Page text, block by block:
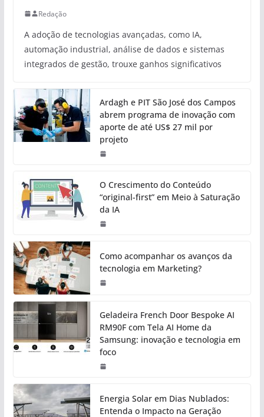
Redação
A adoção de tecnologias avançadas, como IA,
automação industrial, análise de dados e sistemas
integrados de gestão, trouxe ganhos significativos
Ardagh e PIT São José dos Campos
abrem programa de inovação com
aporte de até US$ 27 mil por
projeto
O Crescimento do Conteúdo
“original-first” em Meio à Saturação
da IA
Como acompanhar os avanços da
tecnologia em Marketing?
Geladeira French Door Bespoke AI
RM90F com Tela AI Home da
Samsung: inovação e tecnologia em
foco
Energia Solar em Dias Nublados:
Entenda o Impacto na Geração